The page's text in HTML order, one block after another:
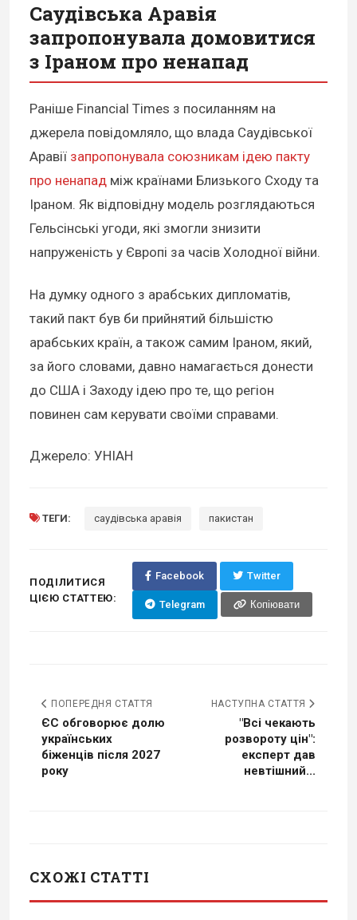
Саудівська Аравія
запропонувала домовитися
з Іраном про ненапад
Раніше Financial Times з посиланням на
джерела повідомляло, що влада Саудівської
Аравії запропонувала союзникам ідею пакту
про ненапад між країнами Близького Сходу та
Іраном. Як відповідну модель розглядаються
Гельсінські угоди, які змогли знизити
напруженість у Європі за часів Холодної війни.
На думку одного з арабських дипломатів,
такий пакт був би прийнятий більшістю
арабських країн, а також самим Іраном, який,
за його словами, давно намагається донести
до США і Заходу ідею про те, що регіон
повинен сам керувати своїми справами.
Джерело: УНІАН
ТЕГИ: саудівська аравія пакистан
ПОДІЛИТИСЯ
ЦІЄЮ СТАТТЕЮ:
Facebook Twitter
Telegram Копіювати
ПОПЕРЕДНЯ СТАТТЯ
ЄС обговорює долю
українських
біженців після 2027
року
НАСТУПНА СТАТТЯ
"Всі чекають
розвороту цін":
експерт дав
невтішний...
СХОЖІ СТАТТІ